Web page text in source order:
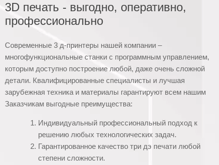
3D печать - выгодно, оперативно,
профессионально
Современные 3 д-принтеры нашей компании –
многофункциональные станки с программным управлением,
которым доступно построение любой, даже очень сложной
детали. Квалифицированные специалисты и лучшая
зарубежная техника и материалы гарантируют всем нашим
Заказчикам выгодные преимущества:
Индивидуальный профессиональный подход к
решению любых технологических задач.
Гарантированное качество три дэ печати любой
степени сложности.